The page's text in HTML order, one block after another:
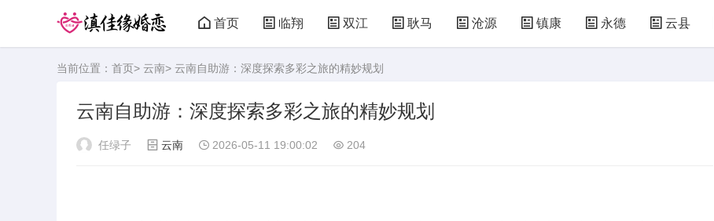
首页 临翔 双江 耿马 沧源 镇康 永德 云县
当前位置： 首页> 云南> 云南自助游：深度探索多彩之旅的精妙规划
云南自助游：深度探索多彩之旅的精妙规划
任绿子 云南 2026-05-11 19:00:02 204